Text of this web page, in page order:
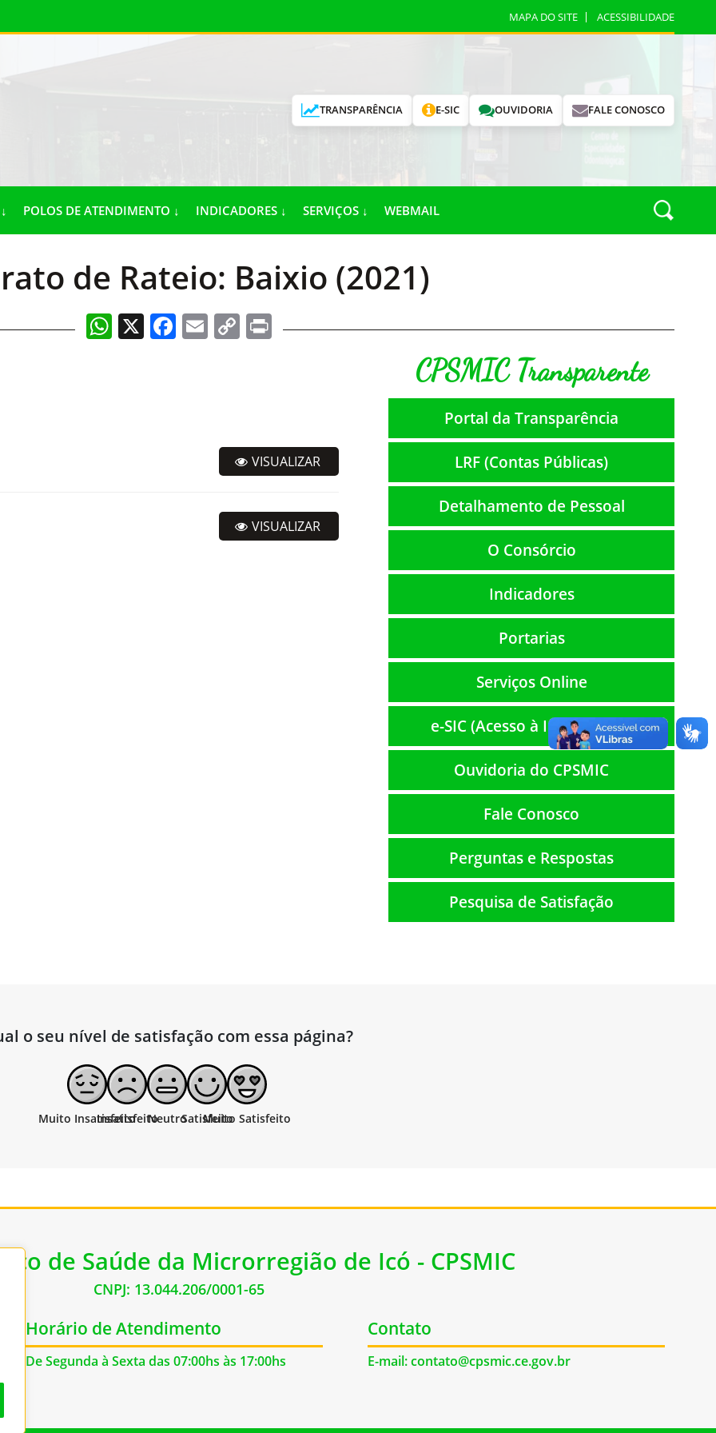
MAPA DO SITE ACESSIBILIDADE
TRANSPARÊNCIA E-SIC OUVIDORIA FALE CONOSCO
POLOS DE ATENDIMENTO ↓ INDICADORES ↓ SERVIÇOS ↓ WEBMAIL
de Rateio: Baixio (2021)
WhatsApp
X Facebook
EmailCopyPrint
VISUALIZAR
VISUALIZAR
CPSMIC Transparente
Portal da Transparência
LRF (Contas Públicas)
Detalhamento de Pessoal
O Consórcio
Indicadores
Portarias
Serviços Online
e-SIC (Acesso à Informação)
Ouvidoria do CPSMIC
Fale Conosco
Perguntas e Respostas
Pesquisa de Satisfação
o seu nível de satisfação com essa página?
de Saúde da Microrregião de Icó - CPSMIC
CNPJ: 13.044.206/0001-65
Horário de Atendimento
De Segunda à Sexta das 07:00hs às 17:00hs
Contato
E-mail: contato@cpsmic.ce.gov.br